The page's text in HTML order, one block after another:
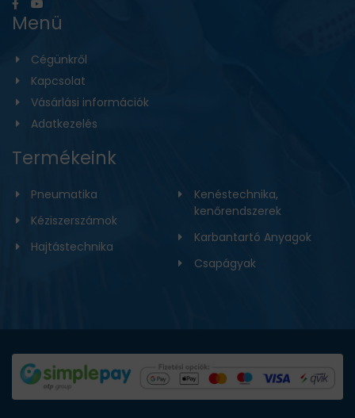
Menü
Cégünkről
Kapcsolat
Vásárlási információk
Adatkezelés
Termékeink
Pneumatika
Kéziszerszámok
Hajtástechnika
Kenéstechnika,
kenőrendszerek
Karbantartó Anyagok
Csapágyak